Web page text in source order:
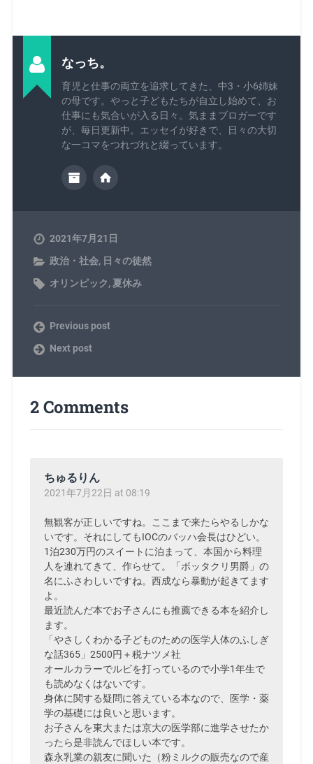
なっち。
育児と仕事の両立を追求してきた、中3・小6姉妹
の母です。やっと子どもたちが自立し始めて、お
仕事にも気合いが入る日々。気ままブロガーです
が、毎日更新中。エッセイが好きで、日々の大切
な一コマをつれづれと綴っています。
2021年7月21日
政治・社会, 日々の徒然
オリンピック, 夏休み
Previous post
Next post
2 Comments
ちゅるりん
2021年7月22日 at 08:19
無観客が正しいですね。ここまで来たらやるしかな
いです。それにしてもIOCのバッハ会長はひどい。
1泊230万円のスイートに泊まって、本国から料理
人を連れてきて、作らせて。「ボッタクリ男爵」の
名にふさわしいですね。西成なら暴動が起きてます
よ。
最近読んだ本でお子さんにも推薦できる本を紹介し
ます。
「やさしくわかる子どものための医学人体のふしぎ
な話365」2500円＋税ナツメ社
オールカラーでルビを打っているので小学1年生で
も読めなくはないです。
身体に関する疑問に答えている本なので、医学・薬
学の基礎には良いと思います。
お子さんを東大または京大の医学部に進学させたか
ったら是非読んでほしい本です。
森永乳業の親友に聞いた（粉ミルクの販売なので産